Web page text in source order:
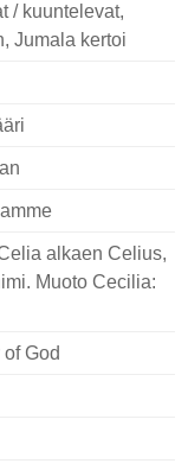
/ kuuntelevat,
Jumala kertoi
alkaen Celius,
Muoto Cecilia:
God